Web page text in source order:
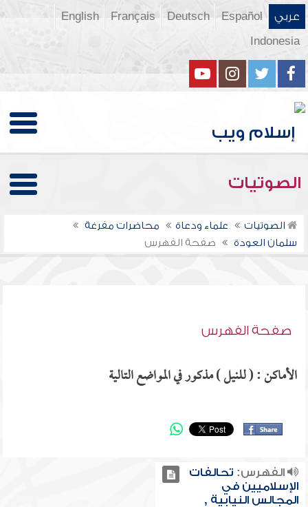
عربي Español
Deutsch
Français
English
Indonesia
الصوتيات
الصوتيات علماء ودعاة
محاضرات مفرغة
سلمان العودة
صفحة الفهرس
صفحة الفهرس
الأماكن : ( للنيل ) مذكور في المواضع التالية
الفهرس: تحالفات
الإسلاميين في
المجالس النيابية ,